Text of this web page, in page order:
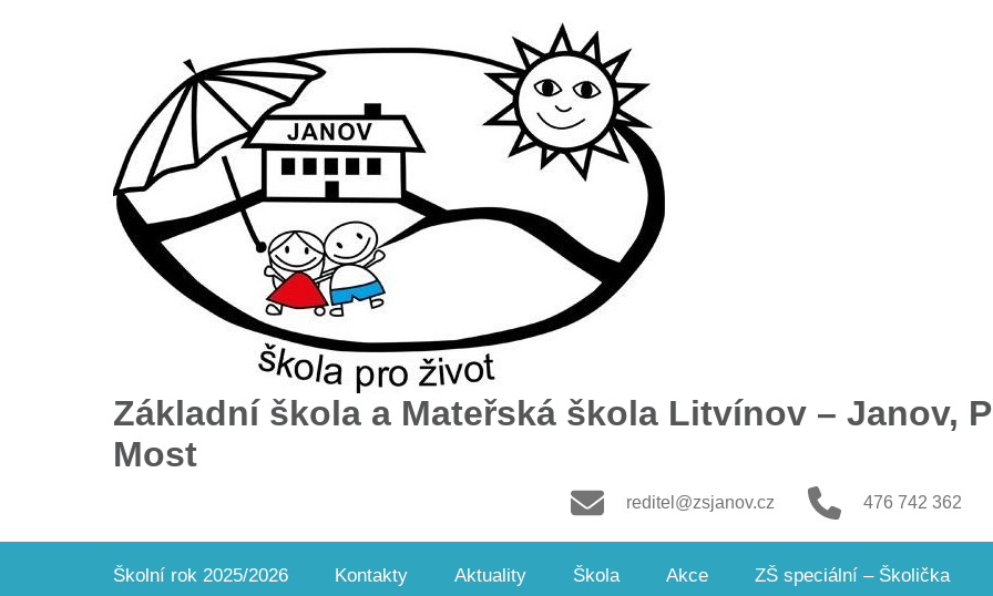
Základní škola a Mateřská škola Litvínov – Janov,
Most
476 742 362
reditel@zsjanov.cz
Školní rok 2025/2026 Kontakty Aktuality Škola Akce ZŠ speciální – Školička